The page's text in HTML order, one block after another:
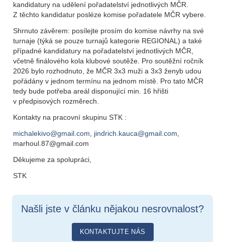
kandidatury na udělení pořadatelství jednotlivých MČR.
Z těchto kandidatur posléze komise pořadatele MČR vybere.
Shrnuto závěrem: posílejte prosím do komise návrhy na své
turnaje (týká se pouze turnajů kategorie REGIONAL) a také
případné kandidatury na pořadatelství jednotlivých MČR,
včetně finálového kola klubové soutěže. Pro soutěžní ročník
2026 bylo rozhodnuto, že MČR 3x3 muži a 3x3 ženyb udou
pořádány v jednom termínu na jednom místě. Pro tato MČR
tedy bude potřeba areál disponující min. 16 hřišti
v předpisových rozměrech.
Kontakty na pracovní skupinu STK :
michalekivo@gmail.com, jindrich.kauca@gmail.com,
marhoul.87@gmail.com
Děkujeme za spolupráci,
STK
Našli jste v článku nějakou nesrovnalost?
KONTAKTUJTE NÁS